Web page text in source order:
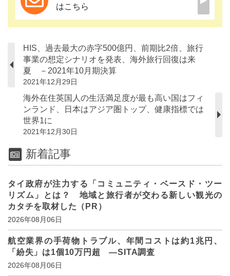
はこちら
HIS、過去最大の赤字500億円、前期比2倍、旅行
事業の想定シナリオを発表、海外旅行回復は来
夏 －2021年10月期決算
2021年12月29日
海外在住英国人の生活満足度が最も高い国はフィ
ンランド、日本はアジア圏トップ、健康指標では
世界1に
2021年12月30日
新着記事
タイ政府が注力する「コミュニティ・ベースド・ツー
リズム」とは？ 地域と旅行者が交わる新しい観光の
カタチを取材した（PR）
2026年08月06日
航空業界の手荷物トラブル、年間コストは約1兆円、
「紛失」は1個10万円超 ―SITA調査
2026年08月06日